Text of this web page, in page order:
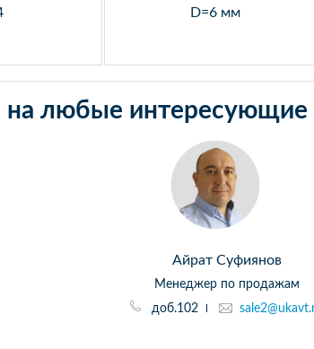
D=6 мм
на любые интересующие
Айрат Суфиянов
Менеджер по продажам
доб.102